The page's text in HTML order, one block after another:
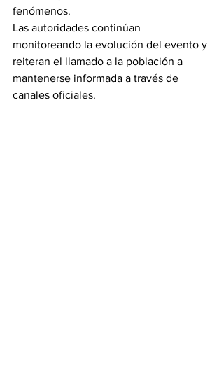
fenómenos.
Las autoridades continúan
monitoreando la evolución del evento y
reiteran el llamado a la población a
mantenerse informada a través de
canales oficiales.